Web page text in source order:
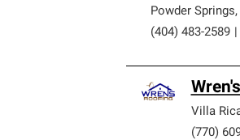
Powder Springs,
(404) 483-2589
Villa
(770)